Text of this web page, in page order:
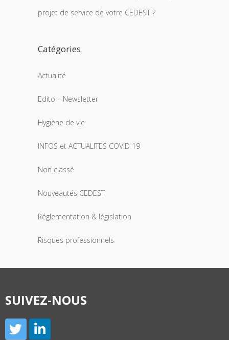
projet de service de votre CEDEST ?
Catégories
Actualité
Edito – Newsletter
Hygiène de vie
INFOS et ACTUALITES COVID 19
Non classé
Nouveautés CEDEST
Réglementation & législation
Risques professionnels
SUIVEZ-NOUS